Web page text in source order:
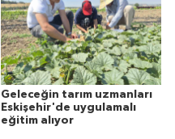
Geleceğin tarım uzmanları
Eskişehir'de uygulamalı
eğitim alıyor